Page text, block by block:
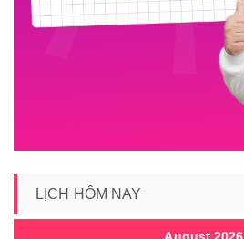
LỊCH HÔM NAY
August 2026